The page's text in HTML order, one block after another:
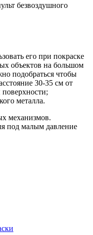
безвоздушного
его при покраске
объектов на большом
подобраться чтобы
30-35 см от
металла.
механизмов.
под малым давление